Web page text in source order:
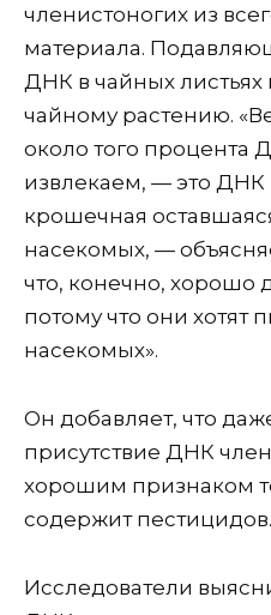
членистоногих из
материала.
ДНК в чайных
чайному растению.
около того процента
извлекаем, — это
крошечная
насекомых, —
что, конечно, хорошо
потому что они хотят
насекомых».
Он добавляет, что
присутствие ДНК
хорошим признаком
содержит пестицидов.
Исследователи